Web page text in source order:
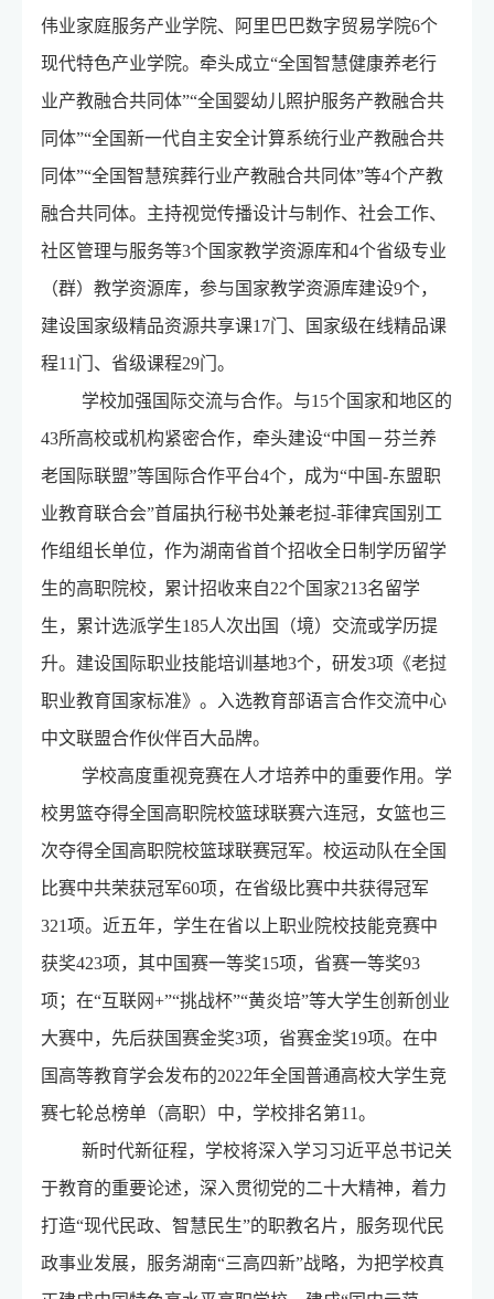
伟业家庭服务产业学院、阿里巴巴数字贸易学院6个
现代特色产业学院。牵头成立“全国智慧健康养老行
业产教融合共同体”“全国婴幼儿照护服务产教融合共
同体”“全国新一代自主安全计算系统行业产教融合共
同体”“全国智慧殡葬行业产教融合共同体”等4个产教
融合共同体。主持视觉传播设计与制作、社会工作、
社区管理与服务等3个国家教学资源库和4个省级专业
（群）教学资源库，参与国家教学资源库建设9个，
建设国家级精品资源共享课17门、国家级在线精品课
程11门、省级课程29门。
学校加强国际交流与合作。与15个国家和地区的
43所高校或机构紧密合作，牵头建设“中国－芬兰养
老国际联盟”等国际合作平台4个，成为“中国-东盟职
业教育联合会”首届执行秘书处兼老挝-菲律宾国别工
作组组长单位，作为湖南省首个招收全日制学历留学
生的高职院校，累计招收来自22个国家213名留学
生，累计选派学生185人次出国（境）交流或学历提
升。建设国际职业技能培训基地3个，研发3项《老挝
职业教育国家标准》。入选教育部语言合作交流中心
中文联盟合作伙伴百大品牌。
学校高度重视竞赛在人才培养中的重要作用。学
校男篮夺得全国高职院校篮球联赛六连冠，女篮也三
次夺得全国高职院校篮球联赛冠军。校运动队在全国
比赛中共荣获冠军60项，在省级比赛中共获得冠军
321项。近五年，学生在省以上职业院校技能竞赛中
获奖423项，其中国赛一等奖15项，省赛一等奖93
项；在“互联网+”“挑战杯”“黄炎培”等大学生创新创业
大赛中，先后获国赛金奖3项，省赛金奖19项。在中
国高等教育学会发布的2022年全国普通高校大学生竞
赛七轮总榜单（高职）中，学校排名第11。
新时代新征程，学校将深入学习习近平总书记关
于教育的重要论述，深入贯彻党的二十大精神，着力
打造“现代民政、智慧民生”的职教名片，服务现代民
政事业发展，服务湖南“三高四新”战略，为把学校真